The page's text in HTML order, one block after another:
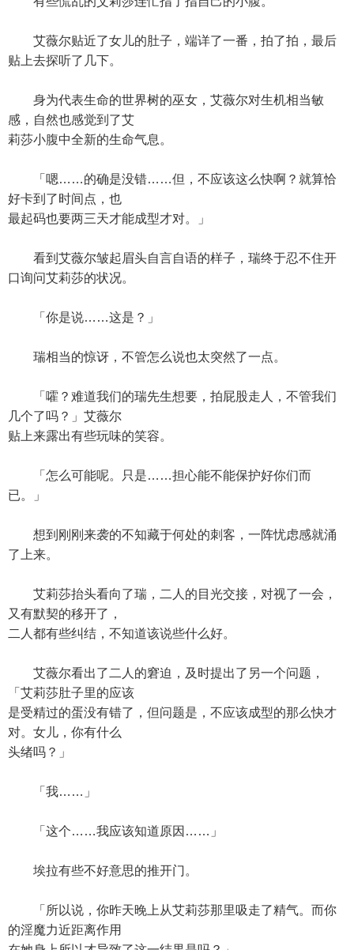
艾薇尔贴近了女儿的肚子，端详了一番，拍了拍，最后
贴上去探听了几下。
身为代表生命的世界树的巫女，艾薇尔对生机相当敏
感，自然也感觉到了艾
莉莎小腹中全新的生命气息。
「嗯……的确是没错……但，不应该这么快啊？就算恰
好卡到了时间点，也
最起码也要两三天才能成型才对。」
看到艾薇尔皱起眉头自言自语的样子，瑞终于忍不住开
口询问艾莉莎的状况。
「你是说……这是？」
瑞相当的惊讶，不管怎么说也太突然了一点。
「嚯？难道我们的瑞先生想要，拍屁股走人，不管我们
几个了吗？」艾薇尔
贴上来露出有些玩味的笑容。
「怎么可能呢。只是……担心能不能保护好你们而
已。」
想到刚刚来袭的不知藏于何处的刺客，一阵忧虑感就涌
了上来。
艾莉莎抬头看向了瑞，二人的目光交接，对视了一会，
又有默契的移开了，
二人都有些纠结，不知道该说些什么好。
艾薇尔看出了二人的窘迫，及时提出了另一个问题，
「艾莉莎肚子里的应该
是受精过的蛋没有错了，但问题是，不应该成型的那么快才
对。女儿，你有什么
头绪吗？」
「我……」
「这个……我应该知道原因……」
埃拉有些不好意思的推开门。
「所以说，你昨天晚上从艾莉莎那里吸走了精气。而你
的淫魔力近距离作用